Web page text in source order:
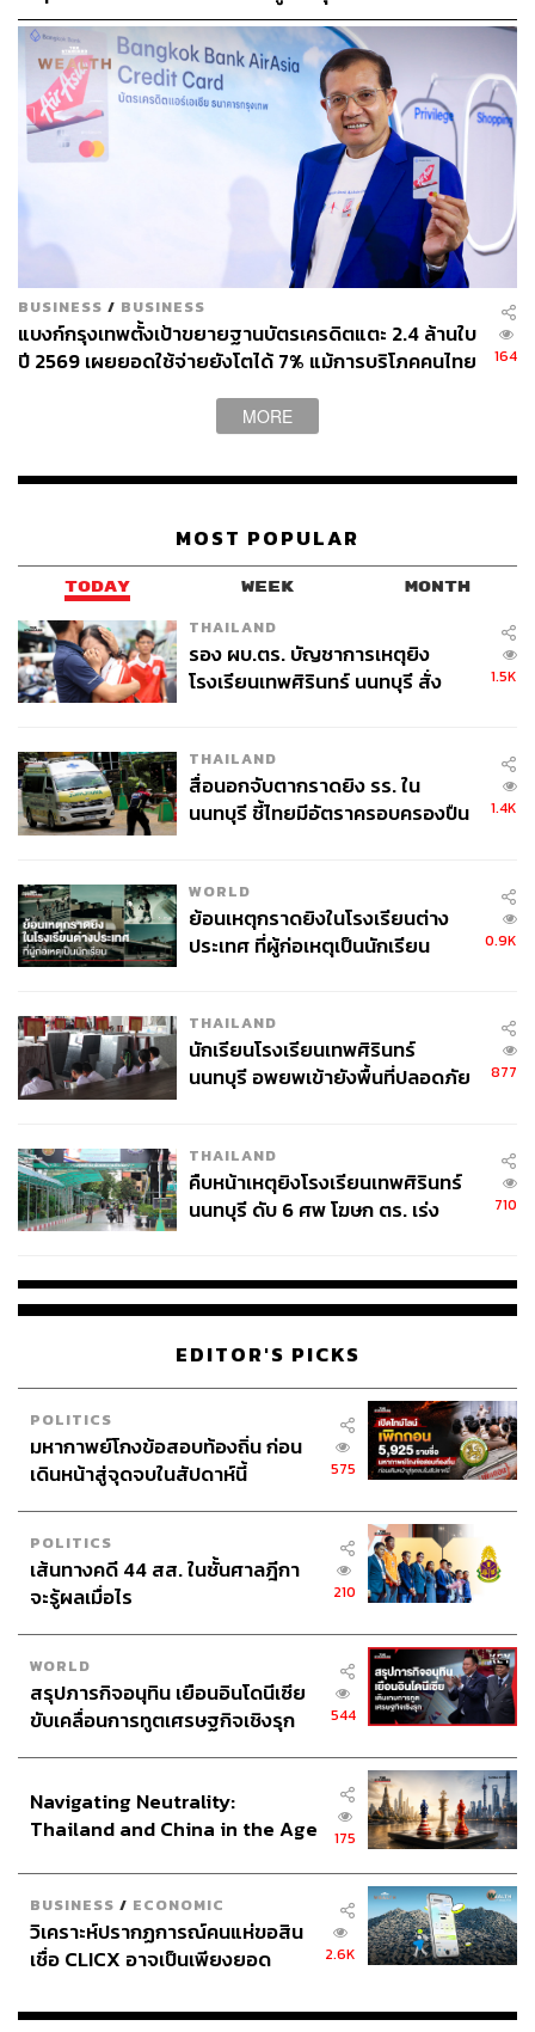
ABOUT THE AUTHOR
โมจัง ลีลา
Content Creator สำนักข่าว THE
STANDARD WEALTH ผู้เชื่อมั่นว่าความมั่งคั่ง
ที่ยั่งยืนสามารถออกแบบได้ด้วยตัวเอง
30% ในกรุ๊ปทัวร์ปกติ
BUSINESS / BUSINESS
แบงก์กรุงเทพตั้งเป้าขยายฐานบัตรเครดิตแตะ 2.4 ล้านใบ
ปี 2569 เผยยอดใช้จ่ายยังโตได้ 7% แม้การบริโภคคนไทย
164
MORE
MOST POPULAR
TODAY WEEK MONTH
THAILAND
รอง ผบ.ตร. บัญชาการเหตุยิง
โรงเรียนเทพศิรินทร์ นนทบุรี สั่ง
1.5K
THAILAND
สื่อนอกจับตากราดยิง รร. ใน
นนทบุรี ชี้ไทยมีอัตราครอบครองปืน
1.4K
WORLD
ย้อนเหตุกราดยิงในโรงเรียนต่าง
ประเทศ ที่ผู้ก่อเหตุเป็นนักเรียน
0.9K
THAILAND
นักเรียนโรงเรียนเทพศิรินทร์
นนทบุรี อพยพเข้ายังพื้นที่ปลอดภัย
877
THAILAND
คืบหน้าเหตุยิงโรงเรียนเทพศิรินทร์
นนทบุรี ดับ 6 ศพ โฆษก ตร. เร่ง
710
EDITOR'S PICKS
POLITICS
มหากาพย์โกงข้อสอบท้องถิ่น ก่อน
เดินหน้าสู่จุดจบในสัปดาห์นี้
575
POLITICS
เส้นทางคดี 44 สส. ในชั้นศาลฎีกา
จะรู้ผลเมื่อไร
210
WORLD
สรุปภารกิจอนุทิน เยือนอินโดนีเซีย
ขับเคลื่อนการทูตเศรษฐกิจเชิงรุก
544
Navigating Neutrality:
Thailand and China in the Age
175
BUSINESS / ECONOMIC
วิเคราะห์ปรากฏการณ์คนแห่ขอสิน
เชื่อ CLICX อาจเป็นเพียงยอด
เรือนไทยที่ถูกซุกไว้
2.6K